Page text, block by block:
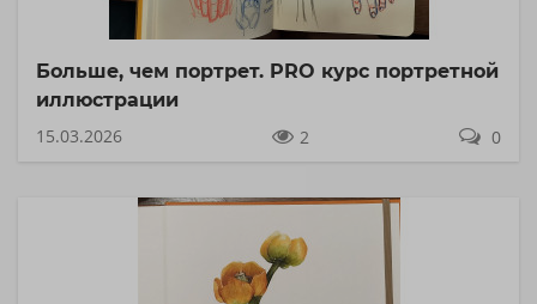
Больше, чем портрет. PRO курс портретной
иллюстрации
15.03.2026
2 0